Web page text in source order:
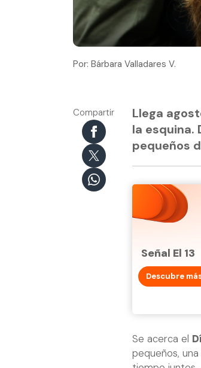
Por: Bárbara Valladares V.
Compartir
Llega
la esquina.
pequeños
Señal El 13
Descubre
Se acerca el
pequeños,